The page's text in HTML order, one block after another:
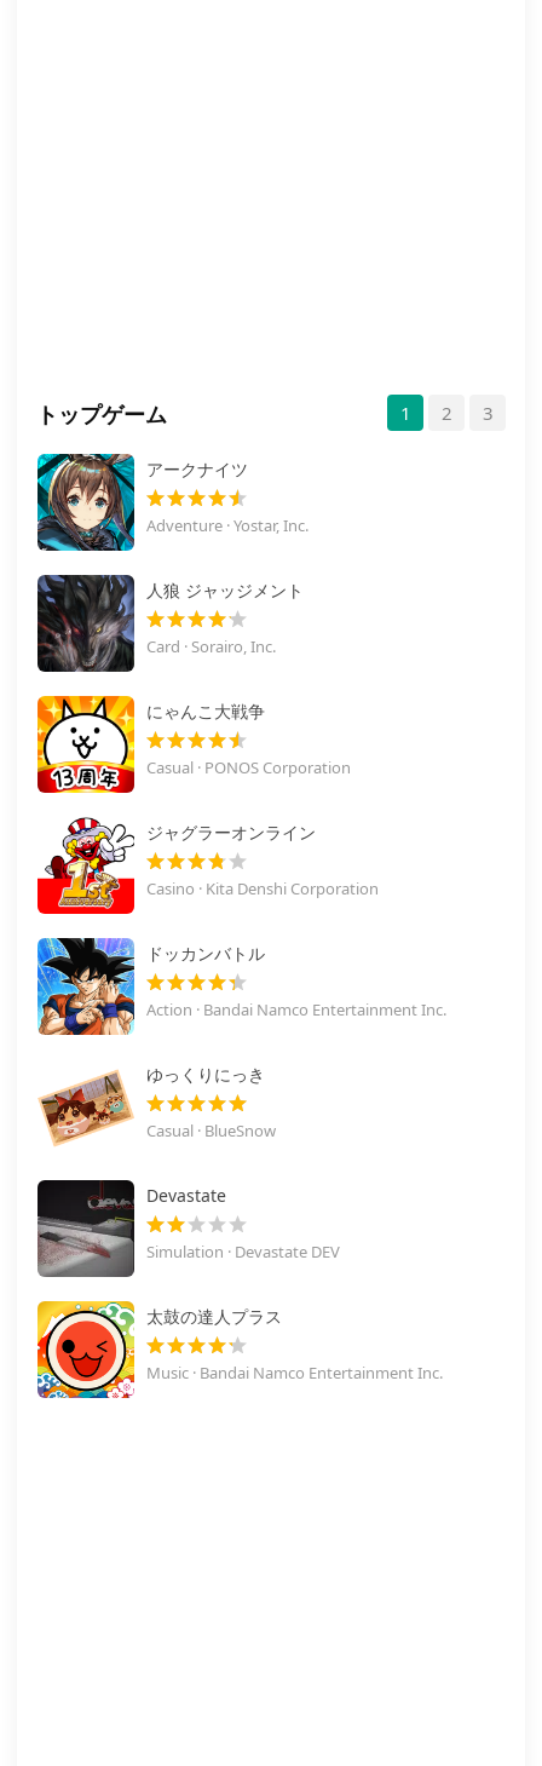
トップゲーム 1 2 3
アークナイツ
Adventure · Yostar, Inc.
人狼 ジャッジメント
Card · Sorairo, Inc.
にゃんこ大戦争
Casual · PONOS Corporation
ジャグラーオンライン
Casino · Kita Denshi Corporation
ドッカンバトル
Action · Bandai Namco Entertainment Inc.
ゆっくりにっき
Casual · BlueSnow
Devastate
Simulation · Devastate DEV
太鼓の達人プラス
Music · Bandai Namco Entertainment Inc.